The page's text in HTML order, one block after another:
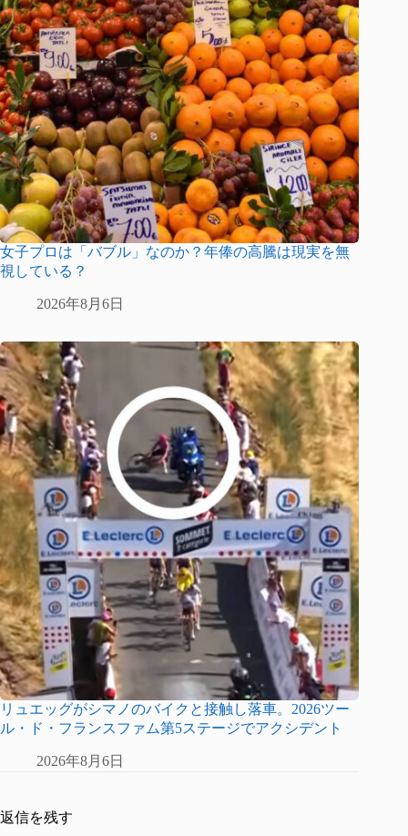
女子プロは「バブル」なのか？年俸の高騰は現実を無
視している？
2026年8月6日
リュエッグがシマノのバイクと接触し落車。2026ツー
ル・ド・フランスファム第5ステージでアクシデント
2026年8月6日
返信を残す